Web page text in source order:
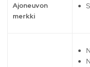
Ajoneuvon
merkki